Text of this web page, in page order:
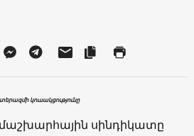
կուսակցությունը
սինդիկատը